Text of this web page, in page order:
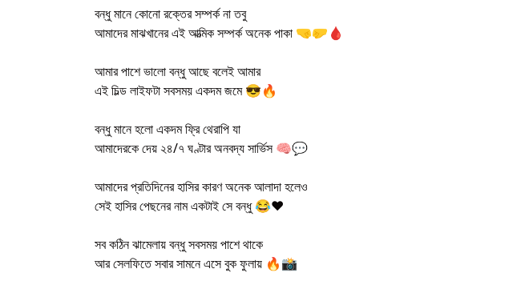
বন্ধু মানে কোনো রক্তের সম্পর্ক না তবু
আমাদের মাঝখানের এই আত্মিক সম্পর্ক অনেক পাকা 🤜🤛🩸
আমার পাশে ভালো বন্ধু আছে বলেই আমার
এই চিল্ড লাইফটা সবসময় একদম জমে 😎🔥
বন্ধু মানে হলো একদম ফ্রি থেরাপি যা
আমাদেরকে দেয় ২৪/৭ ঘণ্টার অনবদ্য সার্ভিস 🧠💬
আমাদের প্রতিদিনের হাসির কারণ অনেক আলাদা হলেও
সেই হাসির পেছনের নাম একটাই সে বন্ধু 😂❤️
সব কঠিন ঝামেলায় বন্ধু সবসময় পাশে থাকে
আর সেলফিতে সবার সামনে এসে বুক ফুলায় 🔥📸